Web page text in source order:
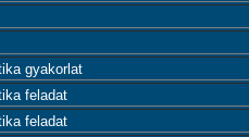
gyakorlat
feladat
feladat